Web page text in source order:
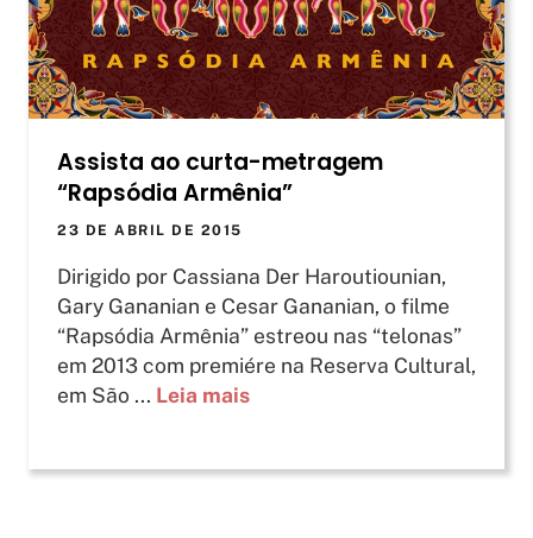
Assista ao curta-metragem
“Rapsódia Armênia”
23 DE ABRIL DE 2015
Dirigido por Cassiana Der Haroutiounian,
Gary Gananian e Cesar Gananian, o filme
“Rapsódia Armênia” estreou nas “telonas”
em 2013 com premiére na Reserva Cultural,
em São ... Leia mais